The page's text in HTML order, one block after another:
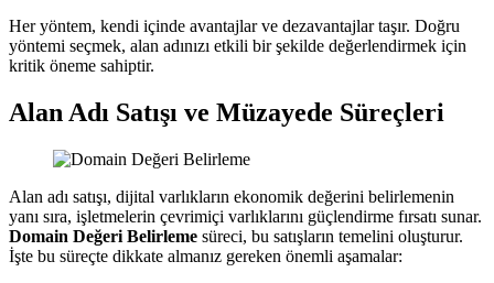
Her yöntem, kendi içinde avantajlar ve dezavantajlar taşır. Doğru
yöntemi seçmek, alan adınızı etkili bir şekilde değerlendirmek için
kritik öneme sahiptir.
Alan Adı Satışı ve Müzayede Süreçleri
Alan adı satışı, dijital varlıkların ekonomik değerini belirlemenin
yanı sıra, işletmelerin çevrimiçi varlıklarını güçlendirme fırsatı sunar.
Domain Değeri Belirleme süreci, bu satışların temelini oluşturur.
İşte bu süreçte dikkate almanız gereken önemli aşamalar: